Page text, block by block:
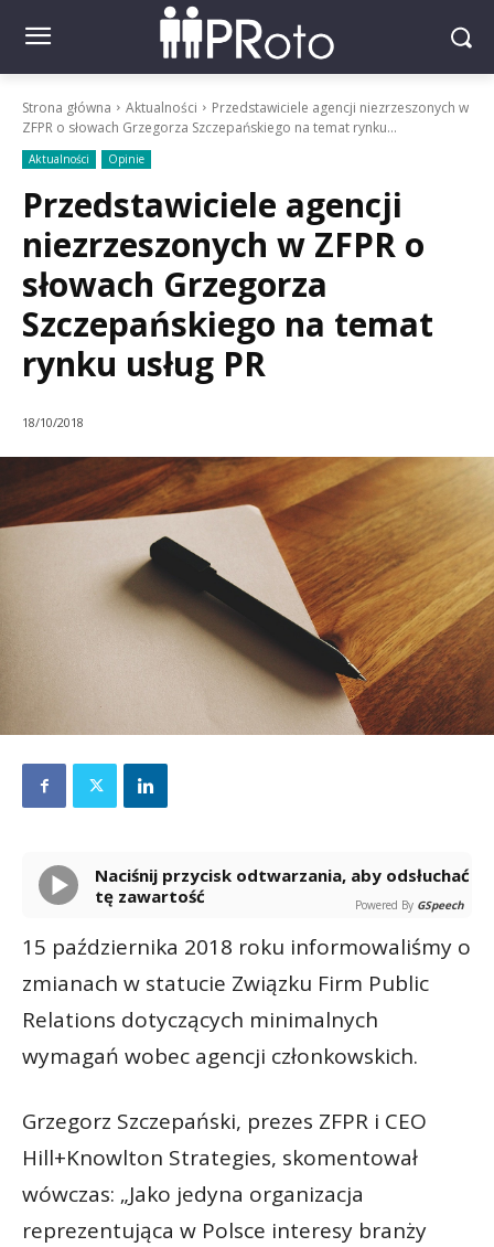
Strona główna Aktualności
Przedstawiciele agencji niezrzeszonych w
ZFPR o słowach Grzegorza Szczepańskiego na temat rynku...
Aktualności Opinie
Przedstawiciele agencji
niezrzeszonych w ZFPR o
słowach Grzegorza
Szczepańskiego na temat
rynku usług PR
18/10/2018
Naciśnij przycisk odtwarzania, aby odsłuchać
tę zawartość
Powered By GSpeech
15 października 2018 roku informowaliśmy o
zmianach w statucie Związku Firm Public
Relations dotyczących minimalnych
wymagań wobec agencji członkowskich.
Grzegorz Szczepański, prezes ZFPR i CEO
Hill+Knowlton Strategies, skomentował
wówczas: „Jako jedyna organizacja
reprezentująca w Polsce interesy branży